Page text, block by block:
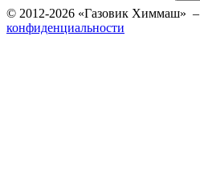
© 2012-2026 «Газовик Химмаш» –
конфиденциальности